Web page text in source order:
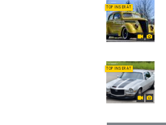
TOP INSERAT
TOP INSERAT